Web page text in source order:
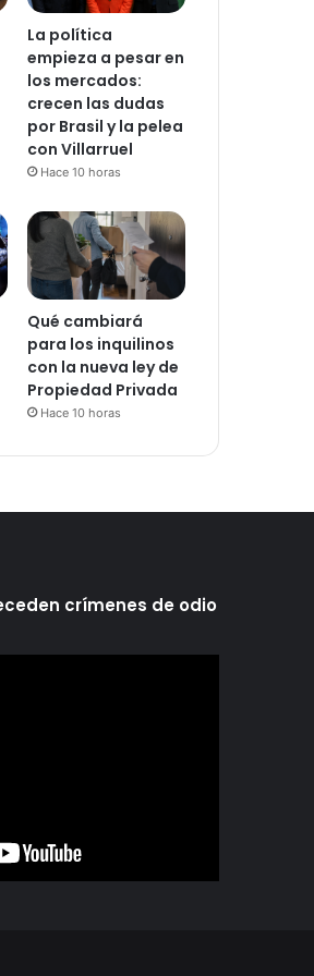
La política
empieza a pesar en
los mercados:
crecen las dudas
por Brasil y la pelea
con Villarruel
Hace 10 horas
Qué cambiará
para los inquilinos
con la nueva ley de
Propiedad Privada
Hace 10 horas
crímenes de odio